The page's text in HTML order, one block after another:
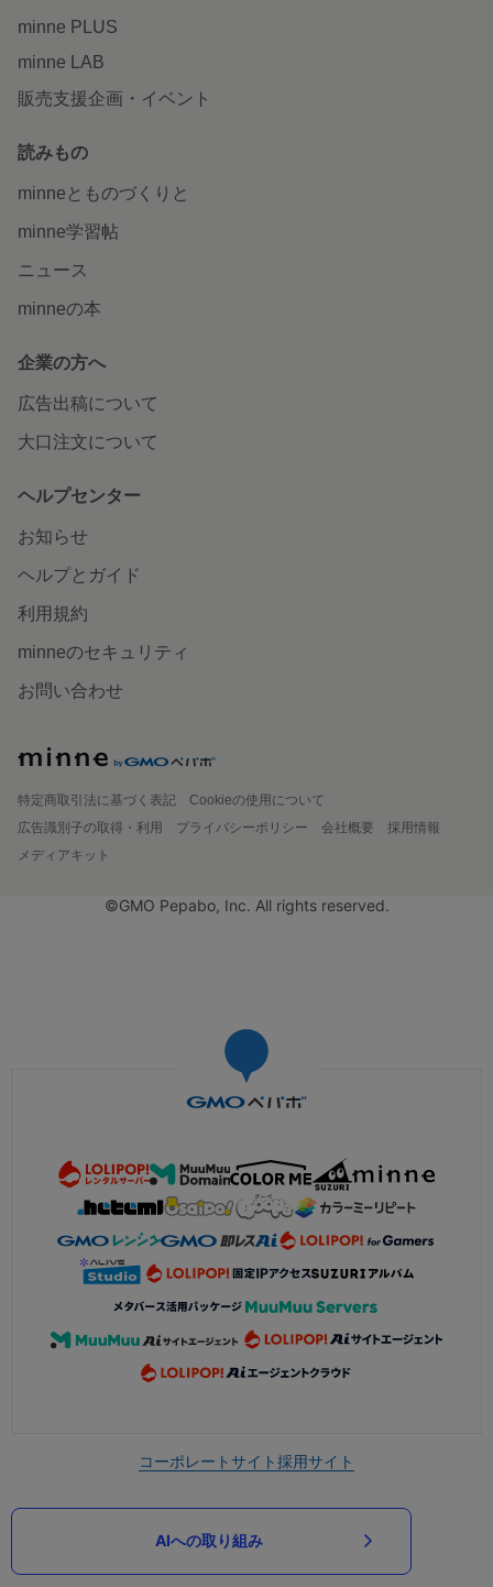
minne PLUS
minne LAB
販売支援企画・イベント
読みもの
minneとものづくりと
minne学習帖
ニュース
minneの本
企業の方へ
広告出稿について
大口注文について
ヘルプセンター
お知らせ
ヘルプとガイド
利用規約
minneのセキュリティ
お問い合わせ
特定商取引法に基づく表記
Cookieの使用について
広告識別子の取得・利用
プライバシーポリシー 会社概要
採用情報
メディアキット
©GMO Pepabo, Inc. All rights reserved.
コーポレートサイト採用サイト
AIへの取り組み